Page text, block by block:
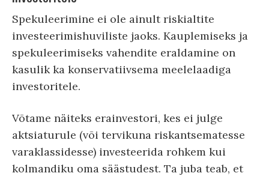
Spekuleerimine ei ole ainult riskialtite
investeerimishuviliste jaoks. Kauplemiseks ja
spekuleerimiseks vahendite eraldamine on
kasulik ka konservatiivsema meelelaadiga
investoritele.
Võtame näiteks erainvestori, kes ei julge
aktsiaturule (või tervikuna riskantsematesse
varaklassidesse) investeerida rohkem kui
kolmandiku oma säästudest. Ta juba teab, et